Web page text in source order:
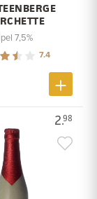
7,5%
7.4
2.98